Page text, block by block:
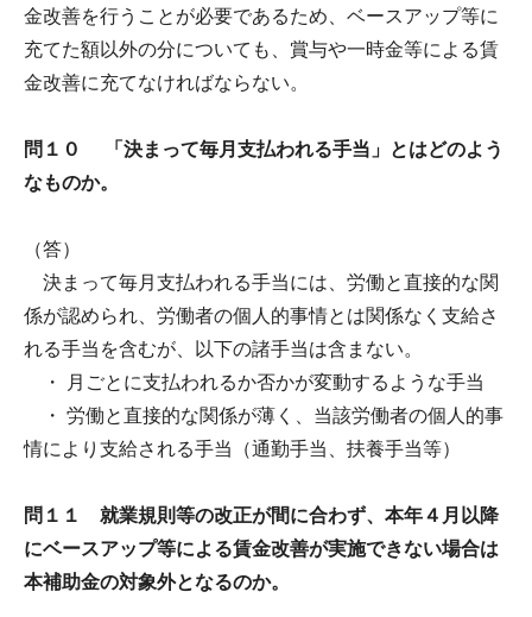
金改善を行うことが必要であるため、ベースアップ等に
充てた額以外の分についても、賞与や一時金等による賃
金改善に充てなければならない。
問１０ 「決まって毎月支払われる手当」とはどのよう
なものか。
（答）
決まって毎月支払われる手当には、労働と直接的な関
係が認められ、労働者の個人的事情とは関係なく支給さ
れる手当を含むが、以下の諸手当は含まない。
・ 月ごとに支払われるか否かが変動するような手当
・ 労働と直接的な関係が薄く、当該労働者の個人的事
情により支給される手当（通勤手当、扶養手当等）
問１１ 就業規則等の改正が間に合わず、本年４月以降
にベースアップ等による賃金改善が実施できない場合は
本補助金の対象外となるのか。